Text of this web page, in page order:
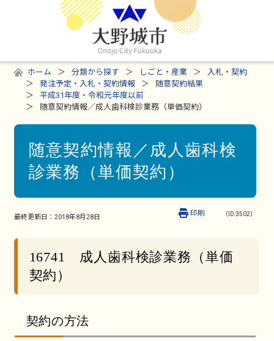
ホーム 分類から探す しごと・産業
入札・契約
発注予定・入札・契約情報
随意契約結果
平成31年度・令和元年度以前
随意契約情報／成人歯科検診業務（単価契約）
随意契約情報／成人歯科検
診業務（単価契約）
最終更新日： 2018年8月28日 （ID:3502）
印刷
16741 成人歯科検診業務（単価
契約）
契約の方法